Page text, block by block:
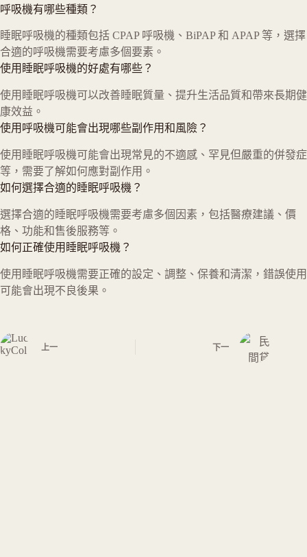
呼吸機有哪些種類？
睡眠呼吸機的種類包括 CPAP 呼吸機、BiPAP 和 APAP 等，選擇
合適的呼吸機需要考慮多個要素。
使用睡眠呼吸機的好處有哪些？
使用睡眠呼吸機可以改善睡眠質量、提升生活品質和帶來長期健
康效益。
使用呼吸機可能會出現哪些副作用和風險？
使用睡眠呼吸機可能會出現常見的不適感、罕見但嚴重的併發症
等，需要了解如何應對副作用。
如何選擇合適的睡眠呼吸機？
選擇合適的睡眠呼吸機需要考慮多個因素，包括醫療建議、價
格、功能和售後服務等。
如何正確使用睡眠呼吸機？
使用睡眠呼吸機需要正確的設定、調整、保養和清潔，錯誤使用
可能會出現不良後果。
上一 下一